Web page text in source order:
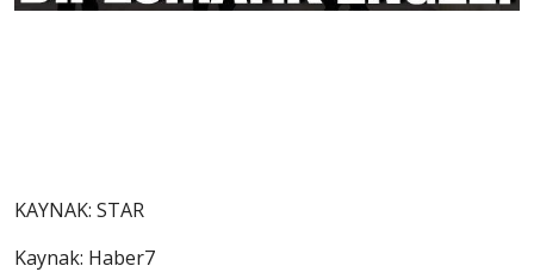
KAYNAK: STAR
Kaynak: Haber7